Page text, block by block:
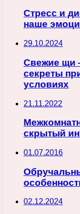
Стресс и
наше
29.10.2024
Свежие щи
секреты
условиях
21.11.2022
скрытый
01.07.2016
02.12.2024